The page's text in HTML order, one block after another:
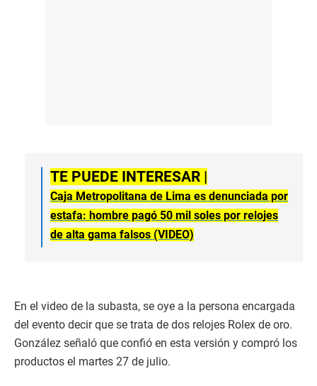
TE PUEDE INTERESAR |
Caja Metropolitana de Lima es denunciada por
estafa: hombre pagó 50 mil soles por relojes
de alta gama falsos (VIDEO)
En el video de la subasta, se oye a la persona encargada
del evento decir que se trata de dos relojes Rolex de oro.
González señaló que confió en esta versión y compró los
productos el martes 27 de julio.